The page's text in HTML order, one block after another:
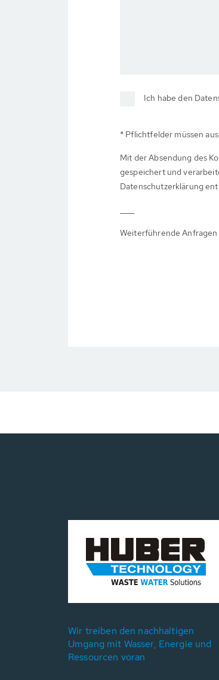
Ich habe den
* Pflichtfelder müssen
Mit der Absendung des
gespeichert und
Datenschutzerklärung
Weiterführende Anfragen
Wir treiben den nachhaltigen
Umgang mit Wasser, Energie und
Ressourcen voran